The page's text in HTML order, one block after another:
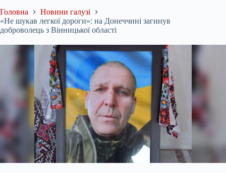
Головна
Новини галузі
«Не шукав легкої дороги»: на Донеччині загинув
доброволець з Вінницької області